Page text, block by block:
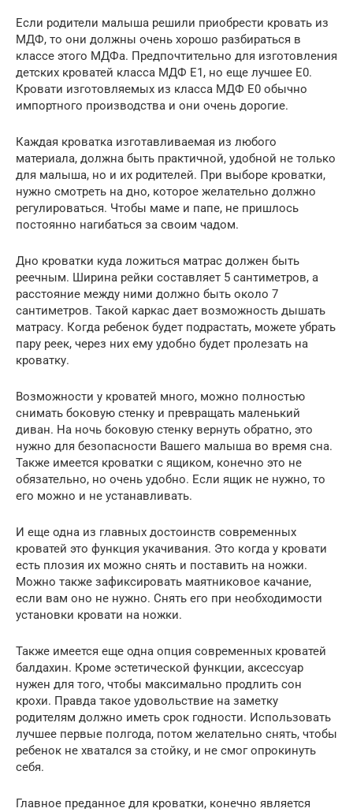
Если родители малыша решили приобрести кровать из
МДФ, то они должны очень хорошо разбираться в
классе этого МДФа. Предпочтительно для изготовления
детских кроватей класса МДФ Е1, но еще лучшее Е0.
Кровати изготовляемых из класса МДФ Е0 обычно
импортного производства и они очень дорогие.
Каждая кроватка изготавливаемая из любого
материала, должна быть практичной, удобной не только
для малыша, но и их родителей. При выборе кроватки,
нужно смотреть на дно, которое желательно должно
регулироваться. Чтобы маме и папе, не пришлось
постоянно нагибаться за своим чадом.
Дно кроватки куда ложиться матрас должен быть
реечным. Ширина рейки составляет 5 сантиметров, а
расстояние между ними должно быть около 7
сантиметров. Такой каркас дает возможность дышать
матрасу. Когда ребенок будет подрастать, можете убрать
пару реек, через них ему удобно будет пролезать на
кроватку.
Возможности у кроватей много, можно полностью
снимать боковую стенку и превращать маленький
диван. На ночь боковую стенку вернуть обратно, это
нужно для безопасности Вашего малыша во время сна.
Также имеется кроватки с ящиком, конечно это не
обязательно, но очень удобно. Если ящик не нужно, то
его можно и не устанавливать.
И еще одна из главных достоинств современных
кроватей это функция укачивания. Это когда у кровати
есть плозия их можно снять и поставить на ножки.
Можно также зафиксировать маятниковое качание,
если вам оно не нужно. Снять его при необходимости
установки кровати на ножки.
Также имеется еще одна опция современных кроватей
балдахин. Кроме эстетической функции, аксессуар
нужен для того, чтобы максимально продлить сон
крохи. Правда такое удовольствие на заметку
родителям должно иметь срок годности. Использовать
лучшее первые полгода, потом желательно снять, чтобы
ребенок не хватался за стойку, и не смог опрокинуть
себя.
Главное преданное для кроватки, конечно является